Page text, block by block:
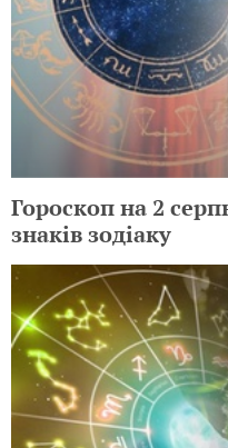
Гороскоп на 2
знаків зодіаку